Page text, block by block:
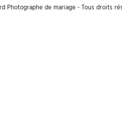
Photographe de mariage - Tous droits